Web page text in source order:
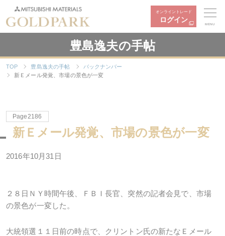
オンライントレード
ログイン
MENU
豊島逸夫の手帖
TOP 豊島逸夫の手帖
バックナンバー
新Ｅメール発覚、市場の景色が一変
Page2186
新Ｅメール発覚、市場の景色が一変
2016年10月31日
２８日ＮＹ時間午後、ＦＢＩ長官、突然の記者会見で、市場
の景色が一変した。
大統領選１１日前の時点で、クリントン氏の新たなＥメール